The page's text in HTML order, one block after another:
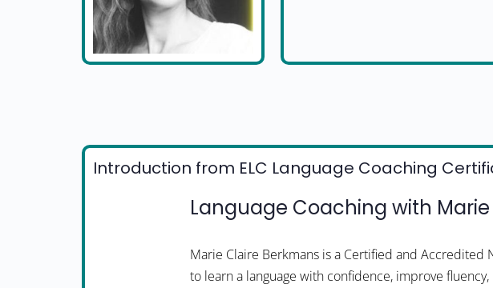
Introduction from ELC Language Coaching
Language Coaching with
Marie Claire Berkmans is a Certified and Accredited
to learn a language with confidence, improve